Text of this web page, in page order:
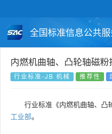
全国标准信息公共
国家标准 行
国外标准 技术
内燃机曲轴、凸轮轴磁粉
行业标准-JB 机械 推荐性
行业标准《内燃机曲轴、凸
工业部。